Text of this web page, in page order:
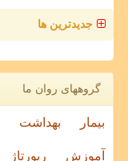
جدیدترین ها
گروههای روان ما
بیمار بهداشت
آموزش رپورتاژ